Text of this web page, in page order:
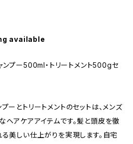
available
プー500ml・トリートメント500gセ
ーとトリートメントのセットは、メンズ
アケアアイテムです。髪と頭皮を徹
美しい仕上がりを実現します。自宅